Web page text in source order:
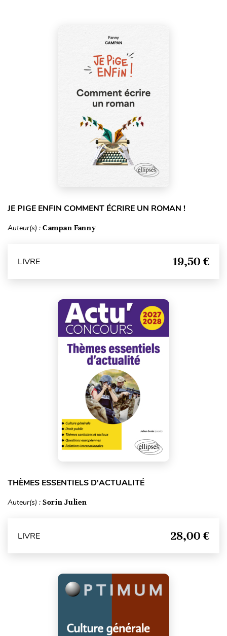
JE PIGE ENFIN COMMENT ÉCRIRE UN ROMAN !
Auteur(s) : Campan Fanny
LIVRE 19,50 €
THÈMES ESSENTIELS D'ACTUALITÉ
Auteur(s) : Sorin Julien
LIVRE 28,00 €